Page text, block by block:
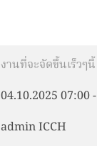
งานที่จะจัดขึ้นเร็วๆนี้
04.10.202507:00-
admin ICCH